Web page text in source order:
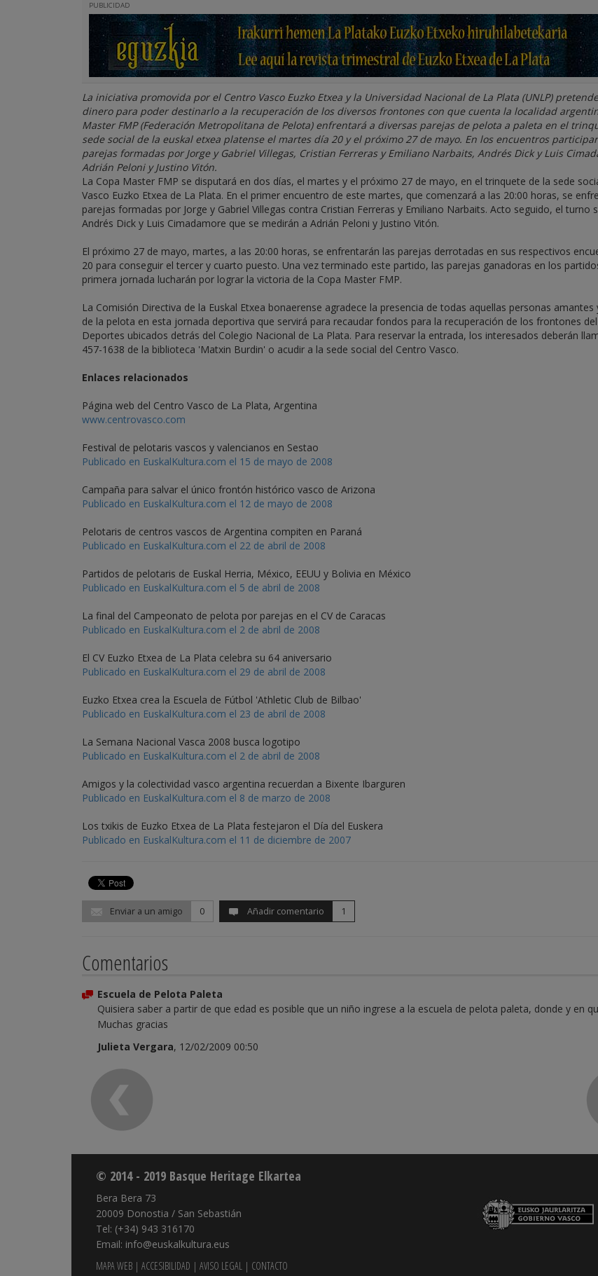
PUBLICIDAD
La iniciativa promovida por el Centro Vasco Euzko Etxea y la Universidad Nacional de La Plata (UNLP)
dinero para poder destinarlo a la recuperación de los diversos frontones con que cuenta la localidad
Master FMP (Federación Metropolitana de Pelota) enfrentará a diversas parejas de pelota a paleta en el
sede social de la euskal etxea platense el martes día 20 y el próximo 27 de mayo. En los encuentros
parejas formadas por Jorge y Gabriel Villegas, Cristian Ferreras y Emiliano Narbaits, Andrés Dick y Luis
Adrián Peloni y Justino Vitón.
La Copa Master FMP se disputará en dos días, el martes y el próximo 27 de mayo, en el trinquete de la sede
Vasco Euzko Etxea de La Plata. En el primer encuentro de este martes, que comenzará a las 20:00 horas, se
parejas formadas por Jorge y Gabriel Villegas contra Cristian Ferreras y Emiliano Narbaits. Acto seguido, el turno
Andrés Dick y Luis Cimadamore que se medirán a Adrián Peloni y Justino Vitón.
El próximo 27 de mayo, martes, a las 20:00 horas, se enfrentarán las parejas derrotadas en sus respectivos
20 para conseguir el tercer y cuarto puesto. Una vez terminado este partido, las parejas ganadoras en los
primera jornada lucharán por lograr la victoria de la Copa Master FMP.
La Comisión Directiva de la Euskal Etxea bonaerense agradece la presencia de todas aquellas personas amantes
de la pelota en esta jornada deportiva que servirá para recaudar fondos para la recuperación de los frontones
Deportes ubicados detrás del Colegio Nacional de La Plata. Para reservar la entrada, los interesados deberán
457-1638 de la biblioteca 'Matxin Burdin' o acudir a la sede social del Centro Vasco.
Enlaces relacionados
Página web del Centro Vasco de La Plata, Argentina
www.centrovasco.com
Festival de pelotaris vascos y valencianos en Sestao
Publicado en EuskalKultura.com el 15 de mayo de 2008
Campaña para salvar el único frontón histórico vasco de Arizona
Publicado en EuskalKultura.com el 12 de mayo de 2008
Pelotaris de centros vascos de Argentina compiten en Paraná
Publicado en EuskalKultura.com el 22 de abril de 2008
Partidos de pelotaris de Euskal Herria, México, EEUU y Bolivia en México
Publicado en EuskalKultura.com el 5 de abril de 2008
La final del Campeonato de pelota por parejas en el CV de Caracas
Publicado en EuskalKultura.com el 2 de abril de 2008
El CV Euzko Etxea de La Plata celebra su 64 aniversario
Publicado en EuskalKultura.com el 29 de abril de 2008
Euzko Etxea crea la Escuela de Fútbol 'Athletic Club de Bilbao'
Publicado en EuskalKultura.com el 23 de abril de 2008
La Semana Nacional Vasca 2008 busca logotipo
Publicado en EuskalKultura.com el 2 de abril de 2008
Amigos y la colectividad vasco argentina recuerdan a Bixente Ibarguren
Publicado en EuskalKultura.com el 8 de marzo de 2008
Los txikis de Euzko Etxea de La Plata festejaron el Día del Euskera
Publicado en EuskalKultura.com el 11 de diciembre de 2007
Enviar a un amigo 0 Añadir comentario 1
Comentarios
Escuela de Pelota Paleta
Quisiera saber a partir de que edad es posible que un niño ingrese a la escuela de pelota paleta, donde y en
Muchas gracias
Julieta Vergara, 12/02/2009 00:50
© 2014 - 2019 Basque Heritage Elkartea
Bera Bera 73
20009 Donostia / San Sebastián
Tel: (+34) 943 316170
Email: info@euskalkultura.eus
MAPA WEB | ACCESIBILIDAD | AVISO LEGAL | CONTACTO